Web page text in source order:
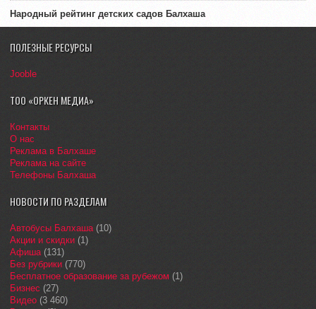
Народный рейтинг детских садов Балхаша
ПОЛЕЗНЫЕ РЕСУРСЫ
Jooble
ТОО «ОРКЕН МЕДИА»
Контакты
О нас
Реклама в Балхаше
Реклама на сайте
Телефоны Балхаша
НОВОСТИ ПО РАЗДЕЛАМ
Автобусы Балхаша(10)
Акции и скидки (1)
Афиша(131)
Без рубрики (770)
Бесплатное образование за рубежом (1)
Бизнес (27)
Видео (3 460)